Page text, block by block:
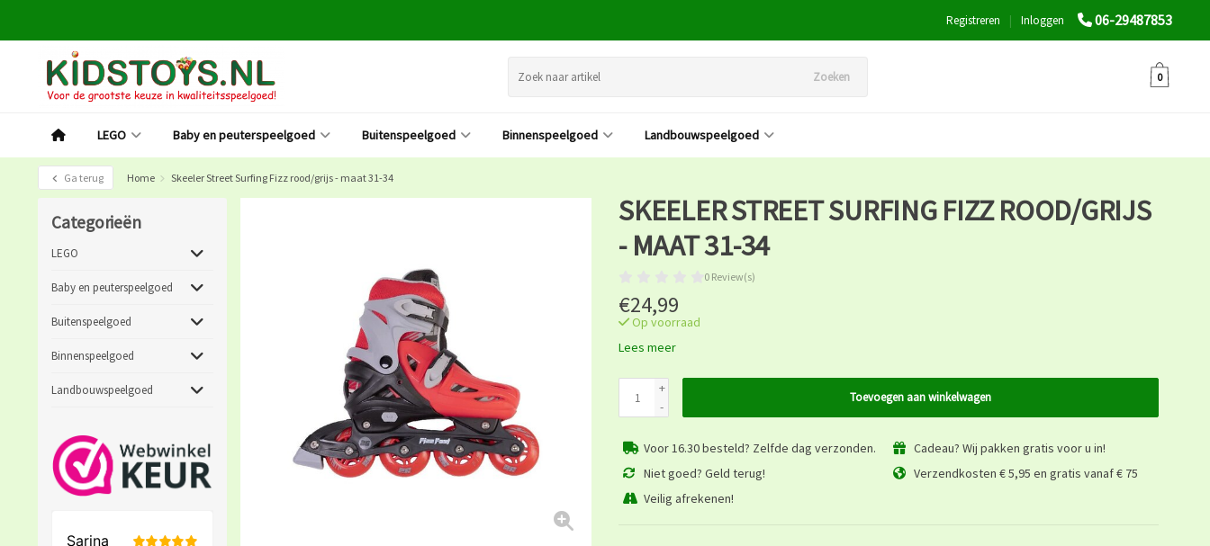
06-29487853
Inloggen
|
Registreren
Zoeken 0
LEGO Baby en peuterspeelgoed Buitenspeelgoed Binnenspeelgoed Landbouwspeelgoed
Ga terug Home Skeeler Street Surfing Fizz rood/grijs - maat 31-34
Categorieën
LEGO
Baby en peuterspeelgoed
Buitenspeelgoed
Binnenspeelgoed
Landbouwspeelgoed
SKEELER STREET SURFING FIZZ ROOD/GRIJS
- MAAT 31-34
0 Review(s)
€24,99
Op voorraad
Lees meer
+
-
Toevoegen aan winkelwagen
Voor 16.30 besteld? Zelfde dag verzonden.
Cadeau? Wij pakken gratis voor u in!
Niet goed? Geld terug!
Verzendkosten € 5,95 en gratis vanaf € 75
Veilig afrekenen!